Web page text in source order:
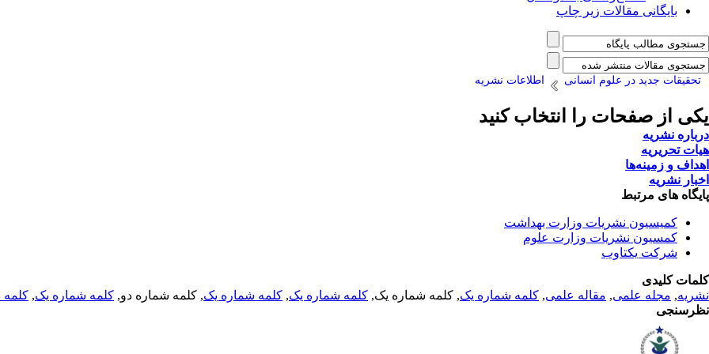
بایگانی مقالات زیر چاپ
تحقیقات جدید در علوم انسانی اطلاعات نشریه
یکی از صفحات را انتخاب کنید
درباره نشریه
هیات تحریریه
اهداف و زمینه‌ها
اخبار نشریه
پایگاه های مرتبط
کمیسیون نشریات وزارت بهداشت
کمسیون نشریات وزارت علوم
شرکت یکتاوب
کلمات کلیدی
نشریه, مجله علمی, مقاله علمی, کلمه شماره یک, کلمه شماره یک, کلمه شماره یک, کلمه شماره یک, کلمه شماره دو, کلمه شماره یک, کلمه
نظرسنجی